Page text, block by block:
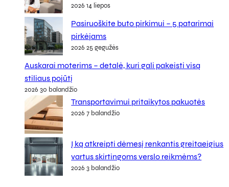
2026 14 liepos
Pasiruoškite buto pirkimui – 5 patarimai
pirkėjams
2026 25 gegužės
Auskarai moterims – detalė, kuri gali pakeisti visą
stiliaus pojūtį
2026 30 balandžio
Transportavimui pritaikytos pakuotės
2026 7 balandžio
Į ką atkreipti dėmesį renkantis greitaeigius
vartus skirtingoms verslo reikmėms?
2026 3 balandžio